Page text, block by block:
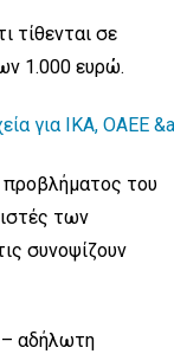
τίθενται σε
1.000 ευρώ.
προβλήματος του
των
συνοψίζουν
– αδήλωτη